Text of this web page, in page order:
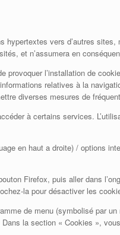
vers d’autres
et n’assumera en
provoquer l’installation de
relatives à la
diverses mesures de
à certains services.
en haut a droite) / options
Firefox, puis aller dans
la pour désactiver les
de menu (symbolisé par
la section « Cookies »,